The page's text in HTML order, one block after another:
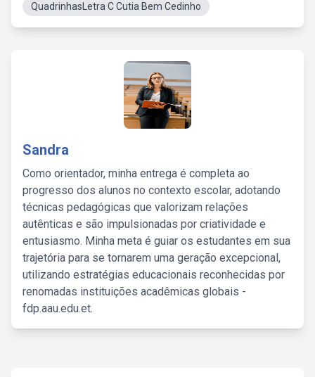
QuadrinhasLetra C Cutia Bem Cedinho
Sandra
Como orientador, minha entrega é completa ao
progresso dos alunos no contexto escolar, adotando
técnicas pedagógicas que valorizam relações
autênticas e são impulsionadas por criatividade e
entusiasmo. Minha meta é guiar os estudantes em sua
trajetória para se tornarem uma geração excepcional,
utilizando estratégias educacionais reconhecidas por
renomadas instituições acadêmicas globais -
fdp.aau.edu.et.